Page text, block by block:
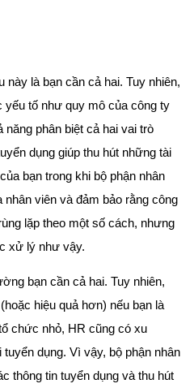
này là bạn cần cả hai. Tuy nhiên,
yếu tố như quy mô của công ty
năng phân biệt cả hai vai trò
dụng giúp thu hút những tài
bạn trong khi bộ phận nhân
viên và đảm bảo rằng công
lặp theo một số cách, nhưng
xử lý như vậy.
bạn cần cả hai. Tuy nhiên,
hiệu quả hơn) nếu bạn là
chức nhỏ, HR cũng có xu
dụng. Vì vậy, bộ phận nhân
thông tin tuyển dụng và thu hút